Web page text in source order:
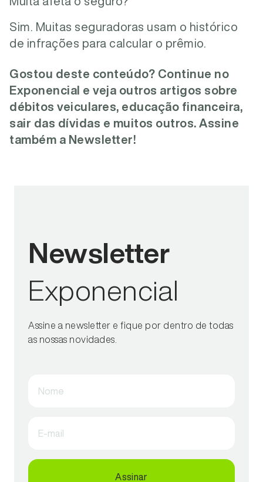
Sim. Muitas seguradoras usam o histórico
de infrações para calcular o prêmio.
Gostou deste conteúdo? Continue no
Exponencial e veja outros artigos sobre
débitos veiculares, educação financeira,
sair das dívidas e muitos outros. Assine
também a Newsletter!
Newsletter
Exponencial
Assine a newsletter e fique por dentro de todas
as nossas novidades.
Nome
E-mail
Assinar